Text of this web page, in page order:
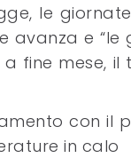
le
e “le
fine mese,
con il
in calo